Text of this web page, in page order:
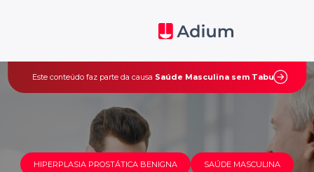
Este conteúdo faz parte da causa Saúde Masculina sem Tabu
HIPERPLASIA PROSTÁTICA BENIGNA SAÚDE MASCULINA